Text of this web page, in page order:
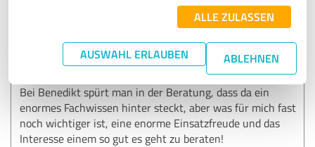
ALLE ZULASSEN
AUSWAHL ERLAUBEN ABLEHNEN
SEHR GUT Empfehlung
Bei Benedikt spürt man in der Beratung, dass da ein
enormes Fachwissen hinter steckt, aber was für mich fast
noch wichtiger ist, eine enorme Einsatzfreude und das
Interesse einem so gut es geht zu beraten!